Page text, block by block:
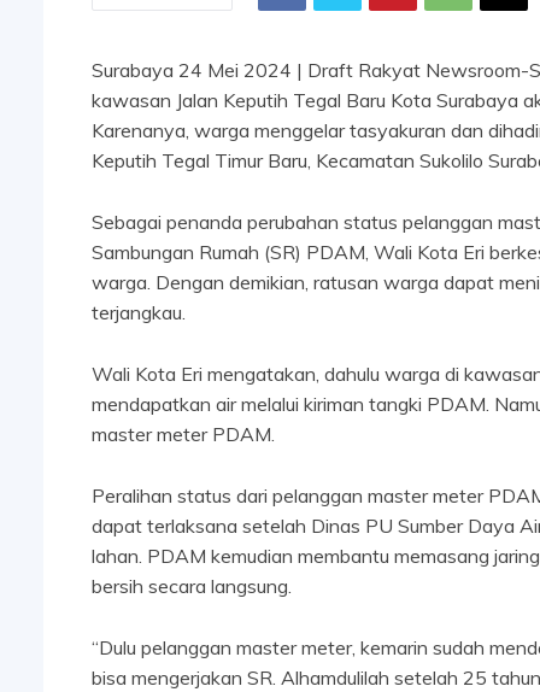
Surabaya 24 Mei 2024 | Draft Rakyat Newsroom-
kawasan Jalan Keputih Tegal Baru Kota Surabaya
Karenanya, warga menggelar tasyakuran dan
Keputih Tegal Timur Baru, Kecamatan Sukolilo
Sebagai penanda perubahan status pelanggan
Sambungan Rumah (SR) PDAM, Wali Kota Eri
warga. Dengan demikian, ratusan warga dapat
terjangkau.
Wali Kota Eri mengatakan, dahulu warga di
mendapatkan air melalui kiriman tangki PDAM.
master meter PDAM.
Peralihan status dari pelanggan master meter
dapat terlaksana setelah Dinas PU Sumber Daya
lahan. PDAM kemudian membantu memasang
bersih secara langsung.
“Dulu pelanggan master meter, kemarin sudah
bisa mengerjakan SR. Alhamdulilah setelah 25